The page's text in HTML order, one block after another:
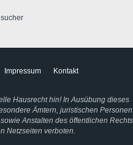
Impressum Kontakt
Hausrecht hin! In Ausübung dieses
Ämtern, juristischen Personen
Anstalten des öffentlichen Rechts
Netzseiten verboten.